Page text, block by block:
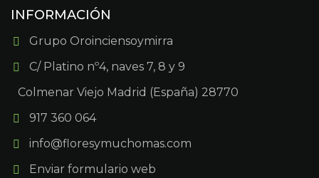
INFORMACIÓN
Grupo Oroinciensoymirra
C/ Platino nº4, naves 7, 8 y 9
Colmenar Viejo Madrid (España) 28770
917 360 064
info@floresymuchomas.com
Enviar formulario web